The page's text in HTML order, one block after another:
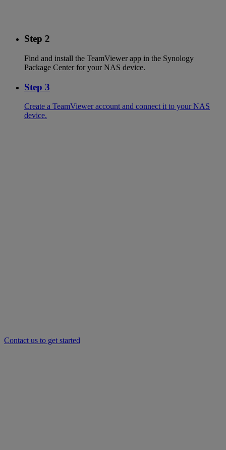
Step 2
Find and install the TeamViewer app in the Synology
Package Center for your NAS device.
Step 3
Create a TeamViewer account and connect it to your NAS
device.
Contact us to get started